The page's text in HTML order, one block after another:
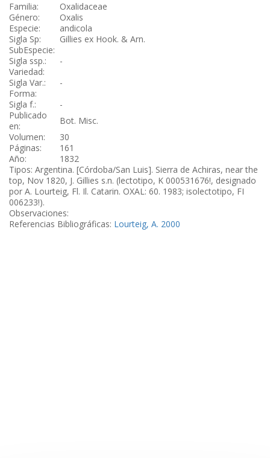
Familia:
Oxalidaceae
Género:
Oxalis
Especie:
andicola
Sigla Sp:
Gillies ex Hook. & Arn.
SubEspecie:
Sigla ssp.:
-
Variedad:
Sigla Var.:
-
Forma:
Sigla f.:
-
Publicado
en:
Bot. Misc.
Volumen:
30
Páginas:
161
Año:
1832
Tipos: Argentina. [Córdoba/San Luis]. Sierra de Achiras, near the
top, Nov 1820, J. Gillies s.n. (lectotipo, K 000531676!, designado
por A. Lourteig, Fl. Il. Catarin. OXAL: 60. 1983; isolectotipo, FI
006233!).
Observaciones:
Referencias Bibliográficas: Lourteig, A. 2000